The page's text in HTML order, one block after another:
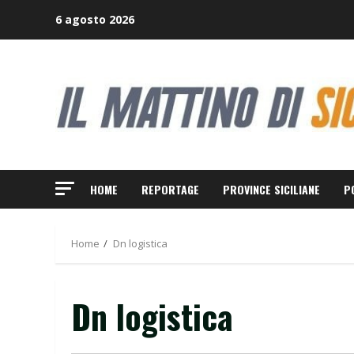
6 agosto 2026
HOME REPORTAGE PROVINCE SICILIANE
Home Dn logistica
Dn logistica